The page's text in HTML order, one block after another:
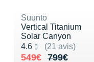
Suunto
Vertical Titanium
Solar Canyon
4.6
(21 avis)
Noté 4.6 sur 5
799€
Au lieu de 799€
549€
Vendu 549€